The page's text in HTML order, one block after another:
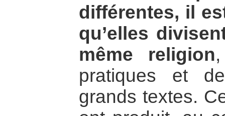
différentes, il
qu’elles
même religion
pratiques et
grands textes.